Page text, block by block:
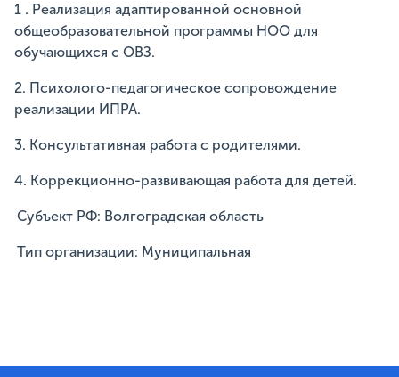
1 . Реализация адаптированной основной
общеобразовательной программы НОО для
обучающихся с ОВЗ.
2. Психолого-педагогическое сопровождение
реализации ИПРА.
3. Консультативная работа с родителями.
4. Коррекционно-развивающая работа для детей.
Субъект РФ: Волгоградская область
Тип организации: Муниципальная